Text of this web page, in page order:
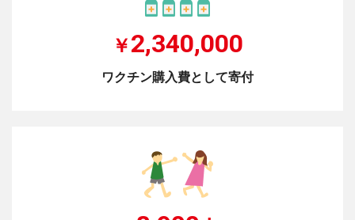
￥2,340,000
ワクチン購入費として寄付